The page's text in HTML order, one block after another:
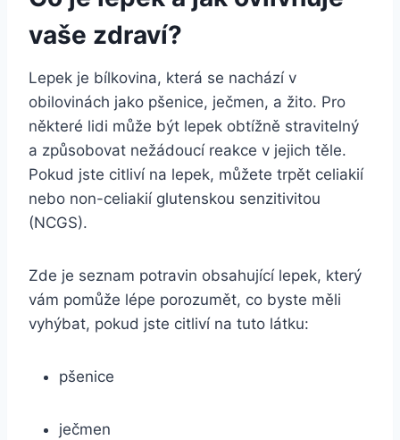
vaše zdraví?
Lepek je bílkovina, která se nachází v
obilovinách jako pšenice, ječmen, a žito. Pro
některé lidi může být lepek obtížně stravitelný
a způsobovat nežádoucí reakce v jejich těle.
Pokud jste citliví na lepek, můžete trpět celiakií
nebo non-celiakií glutenskou senzitivitou
(NCGS).
Zde je seznam potravin obsahující lepek, který
vám pomůže lépe porozumět, co byste měli
vyhýbat, pokud jste citliví na tuto látku:
pšenice
ječmen